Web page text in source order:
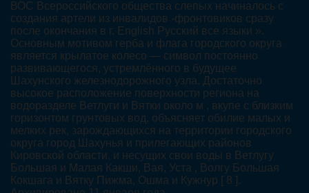
ВОС Всероссийского общества слепых начиналось с
создания артели из инвалидов -фронтовиков сразу
после окончания в г. English Русский все языки ».
Основным мотивом герба и флага городского округа
является крылатое колесо — символ постоянно
развивающегося, устремлённого в будущее
Шахунского железнодорожного узла. Достаточно
высокое расположение поверхности региона на
водоразделе Ветлуги и Вятки около м , вкупе с близким
горизонтом грунтовых вод, объясняет обилие малых и
мелких рек, зарождающихся на территории городского
округа город Шахунья и прилегающих районов
Кировской области, и несущих свои воды в Ветлугу
Большая и Малая Какши, Вая, Уста , Волгу Большая
Кокшага и Вятку Пижма, Ошма и Кужнур [ 8 ].